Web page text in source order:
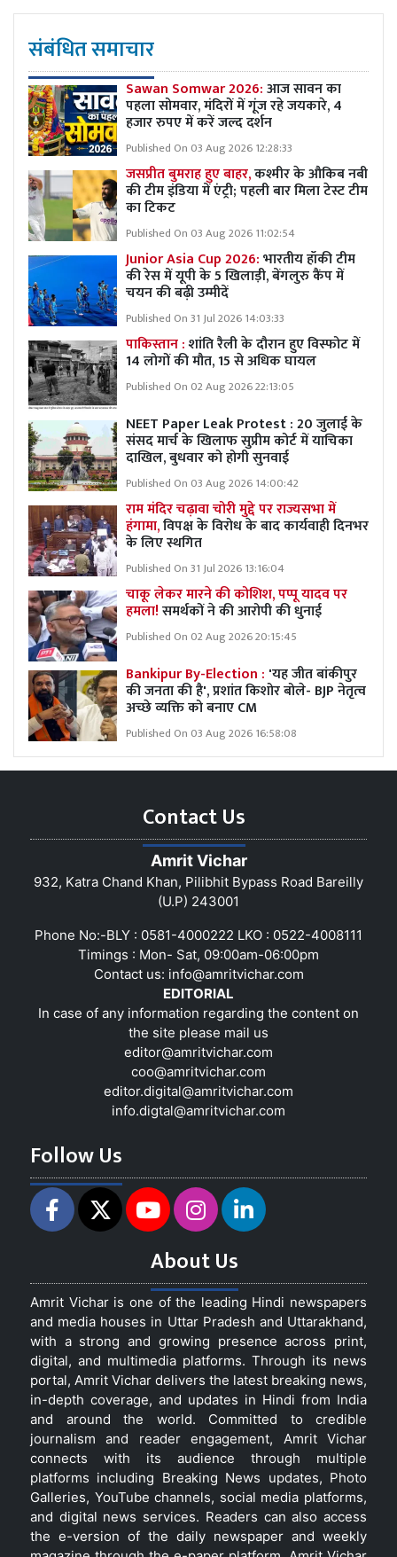
संबंधित समाचार
Sawan Somwar 2026:आज सावन का
पहला सोमवार, मंदिरों में गूंज रहे जयकारे, 4
हजार रुपए में करें जल्द दर्शन
Published On 03 Aug 2026 12:28:33
जसप्रीत बुमराह हुए बाहर,कश्मीर के औकिब नबी
की टीम इंडिया में एंट्री; पहली बार मिला टेस्ट टीम
का टिकट
Published On 03 Aug 2026 11:02:54
Junior Asia Cup 2026:भारतीय हॉकी टीम
की रेस में यूपी के 5 खिलाड़ी, बेंगलुरु कैंप में
चयन की बढ़ी उम्मीदें
Published On 31 Jul 2026 14:03:33
पाकिस्तान :शांति रैली के दौरान हुए विस्फोट में
14 लोगों की मौत, 15 से अधिक घायल
Published On 02 Aug 2026 22:13:05
NEET Paper Leak Protest : 20 जुलाई के
संसद मार्च के खिलाफ सुप्रीम कोर्ट में याचिका
दाखिल, बुधवार को होगी सुनवाई
Published On 03 Aug 2026 14:00:42
राम मंदिर चढ़ावा चोरी मुद्दे पर राज्यसभा में
हंगामा,विपक्ष के विरोध के बाद कार्यवाही दिनभर
के लिए स्थगित
Published On 31 Jul 2026 13:16:04
चाकू लेकर मारने की कोशिश, पप्पू यादव पर
हमला!समर्थकों ने की आरोपी की धुनाई
Published On 02 Aug 2026 20:15:45
Bankipur By-Election : 'यह जीत बांकीपुर
की जनता की है', प्रशांत किशोर बोले- BJP नेतृत्व
अच्छे व्यक्ति को बनाए CM
Published On 03 Aug 2026 16:58:08
Contact Us
Amrit Vichar
932, Katra Chand Khan, Pilibhit Bypass Road Bareilly
(U.P) 243001
Phone No:-BLY : 0581-4000222 LKO : 0522-4008111
Timings : Mon- Sat, 09:00am-06:00pm
Contact us: info@amritvichar.com
EDITORIAL
In case of any information regarding the content on
the site please mail us
editor@amritvichar.com
coo@amritvichar.com
editor.digital@amritvichar.com
info.digtal@amritvichar.com
Follow Us
About Us
Amrit Vichar is one of the leading Hindi newspapers
and media houses in Uttar Pradesh and Uttarakhand,
with a strong and growing presence across print,
digital, and multimedia platforms. Through its news
portal, Amrit Vichar delivers the latest breaking news,
in-depth coverage, and updates in Hindi from India
and around the world. Committed to credible
journalism and reader engagement, Amrit Vichar
connects with its audience through multiple
platforms including Breaking News updates, Photo
Galleries, YouTube channels, social media platforms,
and digital news services. Readers can also access
the e-version of the daily newspaper and weekly